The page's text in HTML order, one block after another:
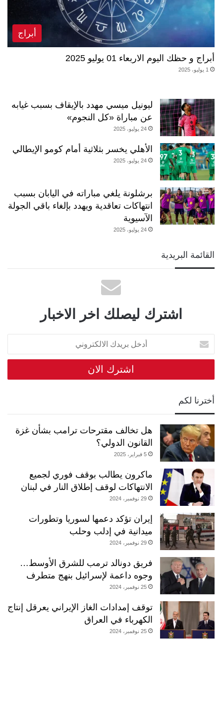
أبراج
أبراج و حظك اليوم الاربعاء 01 يوليو 2025
1 يوليو، 2025
ليونيل ميسي مهدد بالإيقاف بسبب غيابه
عن مباراة «كل النجوم»
24 يوليو، 2025
الأهلي يخسر بثلاثية أمام كومو الإيطالي
24 يوليو، 2025
برشلونة يلغي مباراته في اليابان بسبب
انتهاكات تعاقدية ويهدد بإلغاء باقي الجولة
الآسيوية
24 يوليو، 2025
القائمة البريدية
اشترك ليصلك اخر الاخبار
أدخل
بريدك
الالكتروني
أخترنا لكم
هل تخالف مقترحات ترامب بشأن غزة
القانون الدولي؟
5 فبراير، 2025
ماكرون يطالب بوقف فوري لجميع
الانتهاكات لوقف إطلاق النار في لبنان
29 نوفمبر، 2024
إيران تؤكد دعمها لسوريا وتطورات
ميدانية في إدلب وحلب
29 نوفمبر، 2024
فريق دونالد ترمب للشرق الأوسط…
وجوه داعمة لإسرائيل بنهج متطرف
25 نوفمبر، 2024
توقف إمدادات الغاز الإيراني يعرقل إنتاج
الكهرباء في العراق
25 نوفمبر، 2024